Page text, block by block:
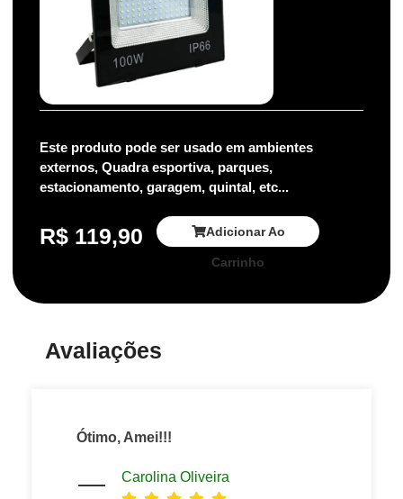
Este produto pode ser usado em ambientes
externos, Quadra esportiva, parques,
estacionamento, garagem, quintal, etc...
R$ 119,90 Adicionar Ao
Carrinho
Avaliações
Ótimo, Amei!!!
Carolina Oliveira